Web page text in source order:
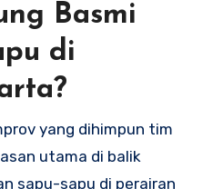
Basmi
di
yang dihimpun tim
utama di balik
sapu-sapu di perairan